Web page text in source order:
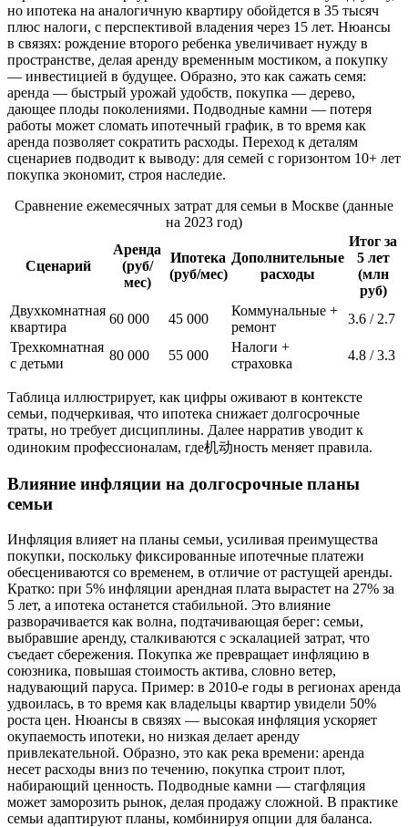
но ипотека на аналогичную квартиру обойдется в 35 тысяч
плюс налоги, с перспективой владения через 15 лет. Нюансы
в связях: рождение второго ребенка увеличивает нужду в
пространстве, делая аренду временным мостиком, а покупку
— инвестицией в будущее. Образно, это как сажать семя:
аренда — быстрый урожай удобств, покупка — дерево,
дающее плоды поколениями. Подводные камни — потеря
работы может сломать ипотечный график, в то время как
аренда позволяет сократить расходы. Переход к деталям
сценариев подводит к выводу: для семей с горизонтом 10+ лет
покупка экономит, строя наследие.
Сравнение ежемесячных затрат для семьи в Москве (данные
на 2023 год)
Сценарий
Аренда
(руб/
мес)
Ипотека
(руб/мес)
Дополнительные
расходы
Итог за
5 лет
(млн
руб)
Двухкомнатная
квартира
60 000 45 000
Коммунальные +
ремонт
3.6 / 2.7
Трехкомнатная
с детьми
80 000 55 000
Налоги +
страховка
4.8 / 3.3
Таблица иллюстрирует, как цифры оживают в контексте
семьи, подчеркивая, что ипотека снижает долгосрочные
траты, но требует дисциплины. Далее нарратив уводит к
одиноким профессионалам, где机动ность меняет правила.
Влияние инфляции на долгосрочные планы
семьи
Инфляция влияет на планы семьи, усиливая преимущества
покупки, поскольку фиксированные ипотечные платежи
обесцениваются со временем, в отличие от растущей аренды.
Кратко: при 5% инфляции арендная плата вырастет на 27% за
5 лет, а ипотека останется стабильной. Это влияние
разворачивается как волна, подтачивающая берег: семьи,
выбравшие аренду, сталкиваются с эскалацией затрат, что
съедает сбережения. Покупка же превращает инфляцию в
союзника, повышая стоимость актива, словно ветер,
надувающий паруса. Пример: в 2010-е годы в регионах аренда
удвоилась, в то время как владельцы квартир увидели 50%
роста цен. Нюансы в связях — высокая инфляция ускоряет
окупаемость ипотеки, но низкая делает аренду
привлекательной. Образно, это как река времени: аренда
несет расходы вниз по течению, покупка строит плот,
набирающий ценность. Подводные камни — стагфляция
может заморозить рынок, делая продажу сложной. В практике
семьи адаптируют планы, комбинируя опции для баланса.